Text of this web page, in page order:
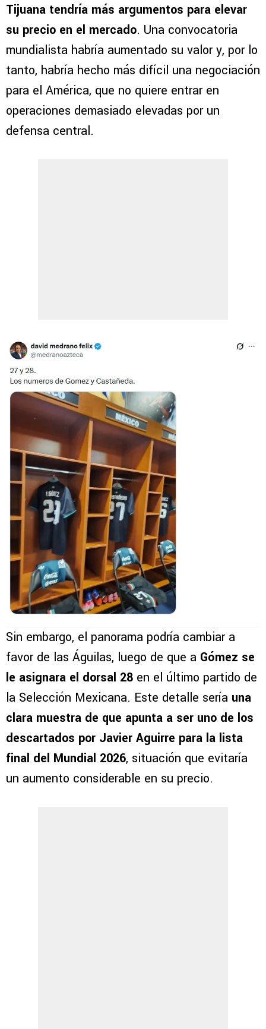
Tijuana tendría más argumentos para elevar
su precio en el mercado. Una convocatoria
mundialista habría aumentado su valor y, por lo
tanto, habría hecho más difícil una negociación
para el América, que no quiere entrar en
operaciones demasiado elevadas por un
defensa central.
Sin embargo, el panorama podría cambiar a
favor de las Águilas, luego de que a Gómez se
le asignara el dorsal 28 en el último partido de
la Selección Mexicana. Este detalle sería una
clara muestra de que apunta a ser uno de los
descartados por Javier Aguirre para la lista
final del Mundial 2026, situación que evitaría
un aumento considerable en su precio.